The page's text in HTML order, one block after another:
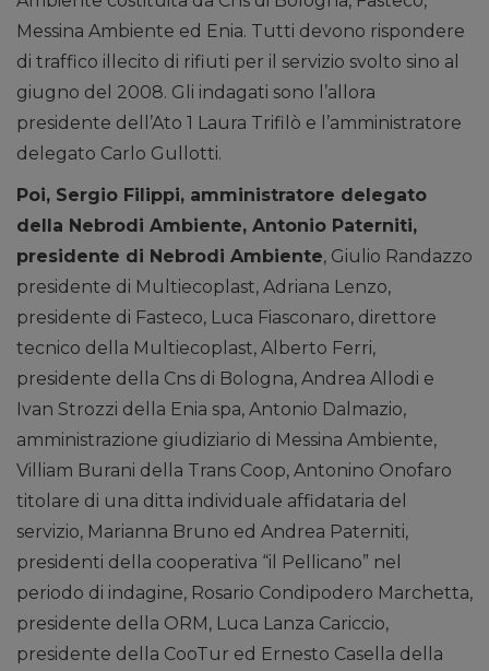
Messina Ambiente ed Enia. Tutti devono rispondere
di traffico illecito di rifiuti per il servizio svolto sino al
giugno del 2008. Gli indagati sono l’allora
presidente dell’Ato 1 Laura Trifilò e l’amministratore
delegato Carlo Gullotti.
Poi, Sergio Filippi, amministratore delegato
della Nebrodi Ambiente, Antonio Paterniti,
presidente di Nebrodi Ambiente, Giulio Randazzo
presidente di Multiecoplast, Adriana Lenzo,
presidente di Fasteco, Luca Fiasconaro, direttore
tecnico della Multiecoplast, Alberto Ferri,
presidente della Cns di Bologna, Andrea Allodi e
Ivan Strozzi della Enia spa, Antonio Dalmazio,
amministrazione giudiziario di Messina Ambiente,
Villiam Burani della Trans Coop, Antonino Onofaro
titolare di una ditta individuale affidataria del
servizio, Marianna Bruno ed Andrea Paterniti,
presidenti della cooperativa “il Pellicano” nel
periodo di indagine, Rosario Condipodero Marchetta,
presidente della ORM, Luca Lanza Cariccio,
presidente della CooTur ed Ernesto Casella della